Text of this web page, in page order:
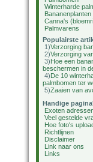
Winterharde
Bananenplanten
Canna's
Palmvarens
Populairste
1)Verzorging
2)Verzorging
3)Hoe een
beschermen in
4)De 10
palmbomen ter
5)Zaaien van
Handige
Exoten
Veel gestelde
Hoe foto's
Richtlijnen
Disclaimer
Link naar ons
Links